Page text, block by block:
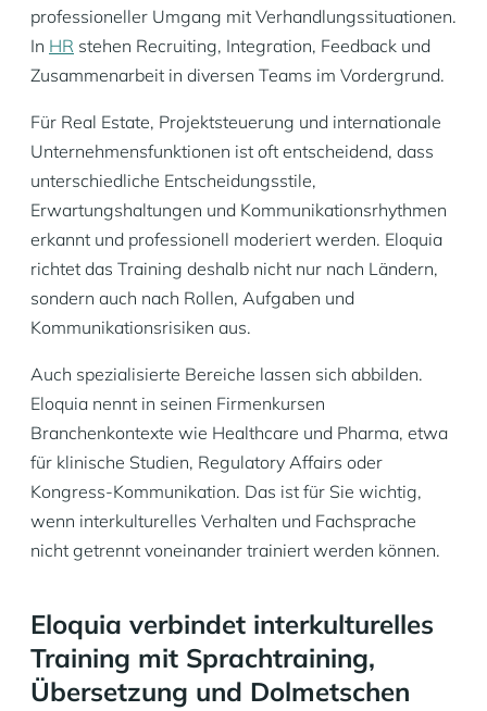
professioneller Umgang mit Verhandlungssituationen.
In HR stehen Recruiting, Integration, Feedback und
Zusammenarbeit in diversen Teams im Vordergrund.
Für Real Estate, Projektsteuerung und internationale
Unternehmensfunktionen ist oft entscheidend, dass
unterschiedliche Entscheidungsstile,
Erwartungshaltungen und Kommunikationsrhythmen
erkannt und professionell moderiert werden. Eloquia
richtet das Training deshalb nicht nur nach Ländern,
sondern auch nach Rollen, Aufgaben und
Kommunikationsrisiken aus.
Auch spezialisierte Bereiche lassen sich abbilden.
Eloquia nennt in seinen Firmenkursen
Branchenkontexte wie Healthcare und Pharma, etwa
für klinische Studien, Regulatory Affairs oder
Kongress-Kommunikation. Das ist für Sie wichtig,
wenn interkulturelles Verhalten und Fachsprache
nicht getrennt voneinander trainiert werden können.
Eloquia verbindet interkulturelles
Training mit Sprachtraining,
Übersetzung und Dolmetschen